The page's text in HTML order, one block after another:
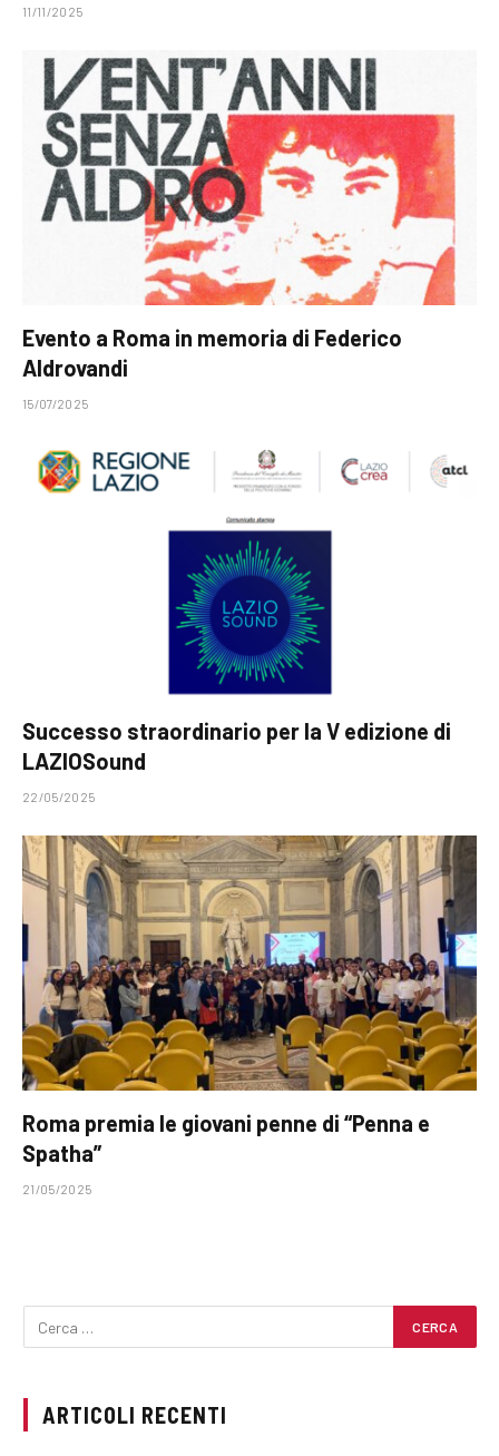
11/11/2025
Evento a Roma in memoria di Federico
Aldrovandi
15/07/2025
Successo straordinario per la V edizione di
LAZIOSound
22/05/2025
Roma premia le giovani penne di “Penna e
Spatha”
21/05/2025
ARTICOLI RECENTI